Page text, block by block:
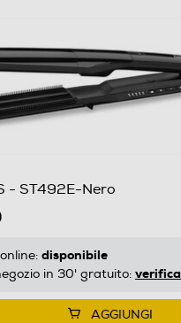
- ST492E-Nero
disponibile
in 30' gratuito: verifica
AGGIUNGI